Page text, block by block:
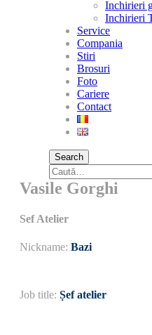
Inchirieri
Inchirieri
Service
Compania
Stiri
Brosuri
Foto
Cariere
Contact
Search
Vasile Gorghi
Sef Atelier
Nickname: Bazi
Job title: Șef atelier